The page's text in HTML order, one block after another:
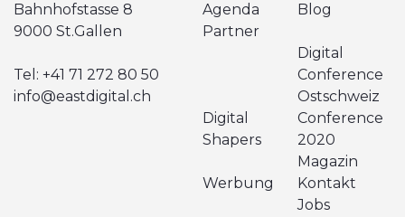
Bahnhofstasse 8
9000 St.Gallen
Tel: +41 71 272 80 50
info@eastdigital.ch
Agenda
Blog
Partner
Digital
Conference
Ostschweiz
Digital
Shapers
Conference
2020
Werbung
Magazin
Kontakt
Jobs